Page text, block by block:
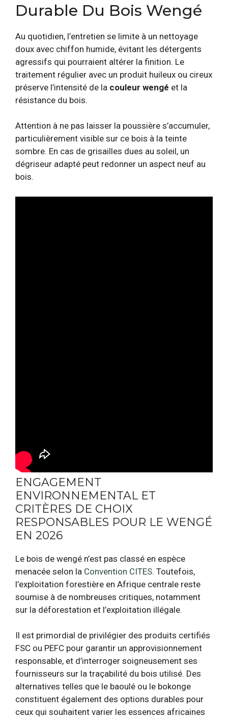
Durable Du Bois Wengé
Au quotidien, l’entretien se limite à un nettoyage
doux avec chiffon humide, évitant les détergents
agressifs qui pourraient altérer la finition. Le
traitement régulier avec un produit huileux ou cireux
préserve l’intensité de la couleur wengé et la
résistance du bois.
Attention à ne pas laisser la poussière s’accumuler,
particulièrement visible sur ce bois à la teinte
sombre. En cas de grisailles dues au soleil, un
dégriseur adapté peut redonner un aspect neuf au
bois.
ENGAGEMENT
ENVIRONNEMENTAL ET
CRITÈRES DE CHOIX
RESPONSABLES POUR LE WENGÉ
EN 2026
Le bois de wengé n’est pas classé en espèce
menacée selon la Convention CITES. Toutefois,
l’exploitation forestière en Afrique centrale reste
soumise à de nombreuses critiques, notamment
sur la déforestation et l’exploitation illégale.
Il est primordial de privilégier des produits certifiés
FSC ou PEFC pour garantir un approvisionnement
responsable, et d’interroger soigneusement ses
fournisseurs sur la traçabilité du bois utilisé. Des
alternatives telles que le baoulé ou le bokonge
constituent également des options durables pour
ceux qui souhaitent varier les essences africaines